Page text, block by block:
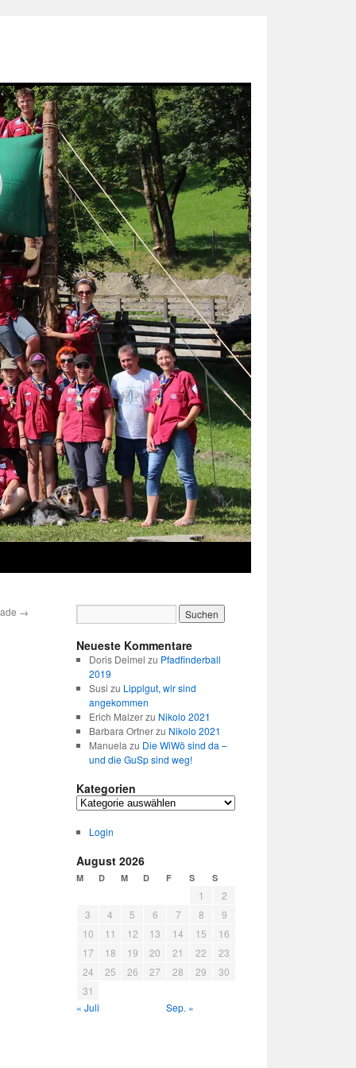
→
Neueste Kommentare
Doris Deimel zu Pfadfinderball
2019
Susi zu Lipplgut, wir sind
angekommen
Erich Malzerzu Nikolo 2021
Barbara Ortnerzu Nikolo 2021
Manuela zu Die WiWö sind da –
und die GuSp sind weg!
Kategorien
Kategorien
Login
August 2026
M D M D F S S
1
2
3
4 5 6 7 8
9
10
11 12 13 14 15
16
17
18 19 20 21 22
23
24
25 26 27 28 29
30
31
« Juli
Sep. »